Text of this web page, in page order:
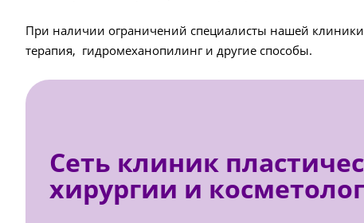
При наличии ограничений специалисты нашей
терапия, гидромеханопилинг и другие способы.
Сеть клиник
хирургии и